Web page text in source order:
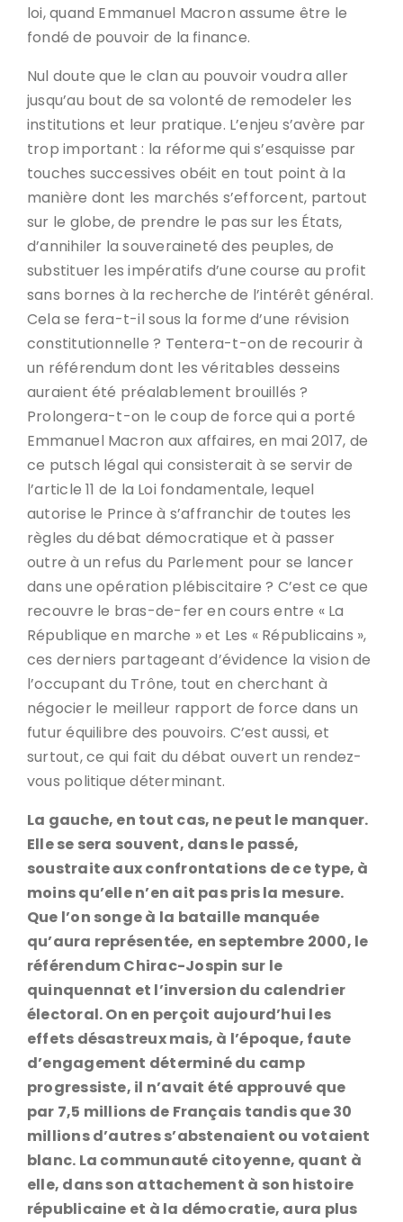
loi, quand Emmanuel Macron assume être le
fondé de pouvoir de la finance.
Nul doute que le clan au pouvoir voudra aller
jusqu’au bout de sa volonté de remodeler les
institutions et leur pratique. L’enjeu s’avère par
trop important : la réforme qui s’esquisse par
touches successives obéit en tout point à la
manière dont les marchés s’efforcent, partout
sur le globe, de prendre le pas sur les États,
d’annihiler la souveraineté des peuples, de
substituer les impératifs d’une course au profit
sans bornes à la recherche de l’intérêt général.
Cela se fera-t-il sous la forme d’une révision
constitutionnelle ? Tentera-t-on de recourir à
un référendum dont les véritables desseins
auraient été préalablement brouillés ?
Prolongera-t-on le coup de force qui a porté
Emmanuel Macron aux affaires, en mai 2017, de
ce putsch légal qui consisterait à se servir de
l’article 11 de la Loi fondamentale, lequel
autorise le Prince à s’affranchir de toutes les
règles du débat démocratique et à passer
outre à un refus du Parlement pour se lancer
dans une opération plébiscitaire ? C’est ce que
recouvre le bras-de-fer en cours entre « La
République en marche » et Les « Républicains »,
ces derniers partageant d’évidence la vision de
l’occupant du Trône, tout en cherchant à
négocier le meilleur rapport de force dans un
futur équilibre des pouvoirs. C’est aussi, et
surtout, ce qui fait du débat ouvert un rendez-
vous politique déterminant.
La gauche, en tout cas, ne peut le manquer.
Elle se sera souvent, dans le passé,
soustraite aux confrontations de ce type, à
moins qu’elle n’en ait pas pris la mesure.
Que l’on songe à la bataille manquée
qu’aura représentée, en septembre 2000, le
référendum Chirac-Jospin sur le
quinquennat et l’inversion du calendrier
électoral. On en perçoit aujourd’hui les
effets désastreux mais, à l’époque, faute
d’engagement déterminé du camp
progressiste, il n’avait été approuvé que
par 7,5 millions de Français tandis que 30
millions d’autres s’abstenaient ou votaient
blanc. La communauté citoyenne, quant à
elle, dans son attachement à son histoire
républicaine et à la démocratie, aura plus